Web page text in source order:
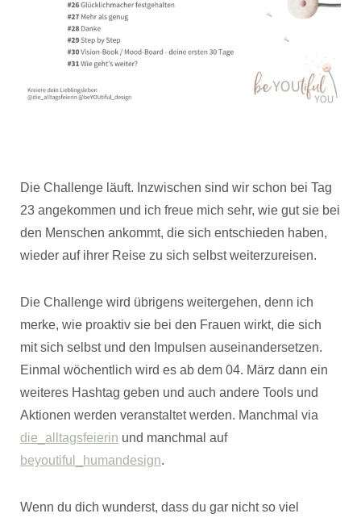
Die Challenge läuft. Inzwischen sind wir schon bei Tag
23 angekommen und ich freue mich sehr, wie gut sie bei
den Menschen ankommt, die sich entschieden haben,
wieder auf ihrer Reise zu sich selbst weiterzureisen.
Die Challenge wird übrigens weitergehen, denn ich
merke, wie proaktiv sie bei den Frauen wirkt, die sich
mit sich selbst und den Impulsen auseinandersetzen.
Einmal wöchentlich wird es ab dem 04. März dann ein
weiteres Hashtag geben und auch andere Tools und
Aktionen werden veranstaltet werden. Manchmal via
die_alltagsfeierin und manchmal auf
beyoutiful_humandesign.
Wenn du dich wunderst, dass du gar nicht so viel